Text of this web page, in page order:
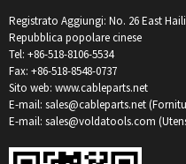
Registrato Aggiungi: No. 26 East
Repubblica popolare cinese
Tel: +86-518-8106-5534
Fax: +86-518-8548-0737
Sito web: www.cableparts.net
E-mail: sales@cableparts.net
E-mail: sales@voldatools.com